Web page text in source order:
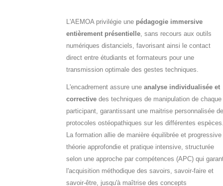
L'AEMOA privilégie une pédagogie immersive
entièrement présentielle , sans recours aux outils
numériques distanciels, favorisant ainsi le contact
direct entre étudiants et formateurs pour une
transmission optimale des gestes techniques.
L'encadrement assure une analyse individualisée et
corrective des techniques de manipulation de chaque
participant, garantissant une maitrise personnalisée
protocoles ostéopathiques sur les différentes
La formation allie de manière équilibrée et progressive
théorie approfondie et pratique intensive, structurée
selon une approche par compétences (APC) qui
l'acquisition méthodique des savoirs, savoir-faire et
savoir-être, jusqu'à maîtrise des concepts